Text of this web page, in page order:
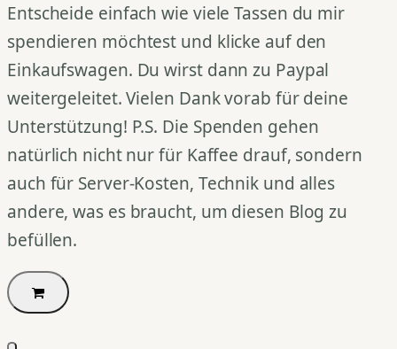
Entscheide einfach wie viele Tassen du mir
spendieren möchtest und klicke auf den
Einkaufswagen. Du wirst dann zu Paypal
weitergeleitet. Vielen Dank vorab für deine
Unterstützung! P.S. Die Spenden gehen
natürlich nicht nur für Kaffee drauf, sondern
auch für Server-Kosten, Technik und alles
andere, was es braucht, um diesen Blog zu
befüllen.